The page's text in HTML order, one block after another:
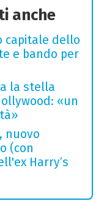
anche
capitale dello
e bando per
la stella
«un
nuovo
(con
Harry’s